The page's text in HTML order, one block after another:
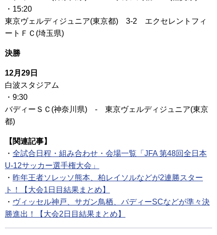
・15:20
東京ヴェルディジュニア(東京都) 3-2 エクセレントフィ
ートＦＣ(埼玉県)
決勝
12月29日
白波スタジアム
・9:30
バディーＳＣ(神奈川県) - 東京ヴェルディジュニア(東京
都)
【関連記事】
・ 全試合日程・組み合わせ・会場一覧「JFA 第48回全日本
U-12サッカー選手権大会」
・ 昨年王者ソレッソ熊本、柏レイソルなどが2連勝スター
ト！【大会1日目結果まとめ】
・ ヴィッセル神戸、サガン鳥栖、バディーSCなどが準々決
勝進出！【大会2日目結果まとめ】